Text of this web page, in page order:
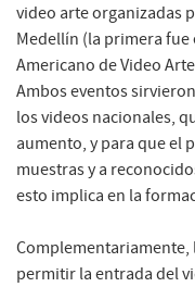
video arte organizadas
Medellín (la primera fue
Americano de Video
Ambos eventos
los videos nacionales,
aumento, y para que el
muestras y a
esto implica en la
permitir la entrada del